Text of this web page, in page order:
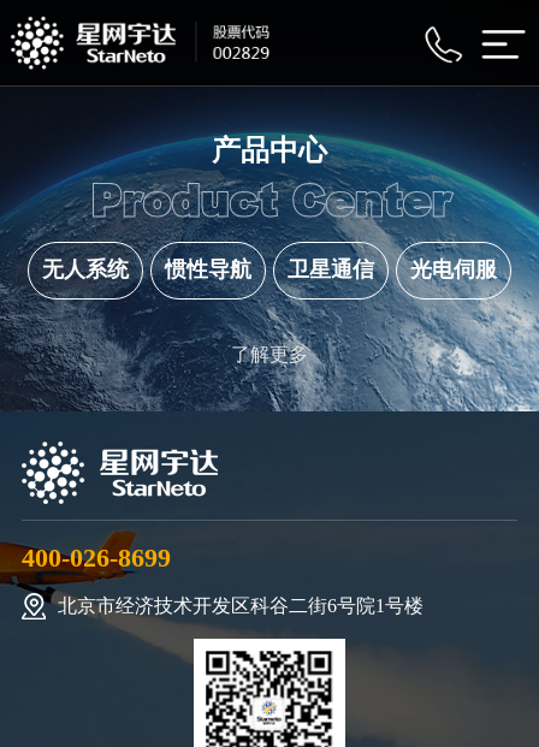
产品中心
Product Center
无人系统 惯性导航 卫星通信 光电伺服
了解更多
400-026-8699
北京市经济技术开发区科谷二街6号院1号楼